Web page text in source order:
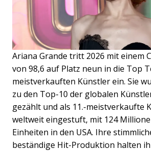
Ariana Grande tritt 2026 mit einem
von 98,6 auf Platz neun in die Top
meistverkauften Künstler ein. Sie
zu den Top-10 der globalen
gezählt und als 11.-meistverkaufte
weltweit eingestuft, mit 124
Einheiten in den USA. Ihre
beständige Hit-Produktion halten